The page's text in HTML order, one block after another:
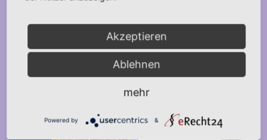
Akzeptieren
Ablehnen
mehr
Powered by &